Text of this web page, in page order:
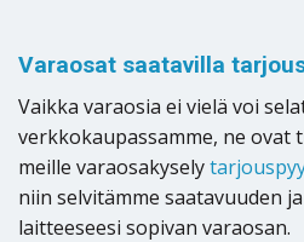
Varaosat saatavilla
Vaikka varaosia ei vielä voi
verkkokaupassamme, ne ovat
meille varaosakysely
niin selvitämme saatavuuden
laitteeseesi sopivan varaosan.